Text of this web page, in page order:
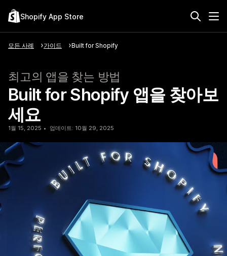
Shopify App Store
모든 사례 가이드 Built for Shopify
최고의 앱을 찾는 방법
Built for Shopify 앱을 찾아보
세요
1월 15, 2025 업데이트: 10월 29, 2025